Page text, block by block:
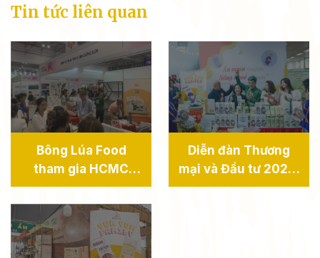
Tin tức liên quan
Bông Lúa Food
tham gia HCMC
Foodex 2025 Nâng
cao vị thế thực
phẩm tiện lợi Việt
Diễn đàn Thương
mại và Đầu tư 2024:
Bông Lúa Food đẩy